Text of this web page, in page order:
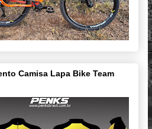
Camisa Lapa Bike Team